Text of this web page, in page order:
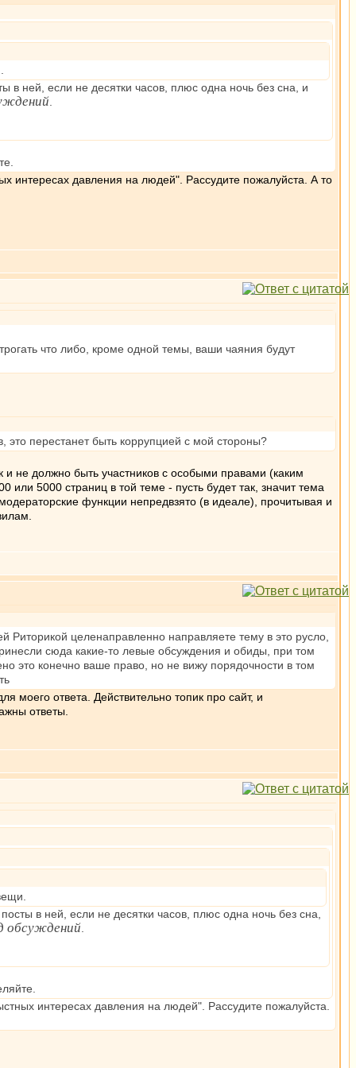
в ней, если не десятки часов, плюс одна ночь без сна, и
интересах давления на людей". Рассудите пожалуйста. А то
что либо, кроме одной темы, ваши чаяния будут
перестанет быть коррупцией с мой стороны?
не должно быть участников с особыми правами (каким
или 5000 страниц в той теме - пусть будет так, значит тема
функции непредвзято (в идеале), прочитывая и
целенаправленно направляете тему в это русло,
сюда какие-то левые обсуждения и обиды, при том
это конечно ваше право, но не вижу порядочности в том
моего ответа. Действительно топик про сайт, и
ответы.
в ней, если не десятки часов, плюс одна ночь без сна,
обсуждений
интересах давления на людей". Рассудите пожалуйста.